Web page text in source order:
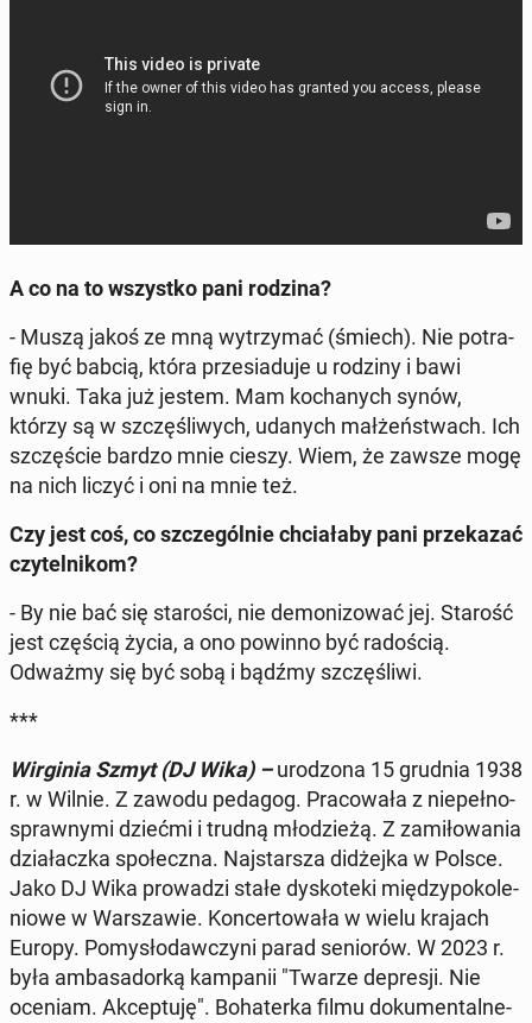
A co na to wszyst­ko pani rodzina?
- Muszą jakoś ze mną wy­trzy­mać (śmiech). Nie po­tra­
fię być babcią, która prze­sia­du­je u rodziny i bawi
wnuki. Taka już jestem. Mam ko­cha­nych synów,
którzy są w szczę­śli­wych, udanych mał­żeń­stwach. Ich
szczę­ście bardzo mnie cieszy. Wiem, że zawsze mogę
na nich liczyć i oni na mnie też.
Czy jest coś, co szcze­gól­nie chcia­ła­by pani prze­ka­zać
czy­tel­ni­kom?
- By nie bać się sta­ro­ści, nie de­mo­ni­zo­wać jej. Starość
jest częścią życia, a ono powinno być ra­do­ścią.
Odważmy się być sobą i bądźmy szczę­śli­wi.
***
Wir­gi­nia Szmyt (DJ Wika) –uro­dzo­na 15 grudnia 1938
r. w Wilnie. Z zawodu pedagog. Pra­co­wa­ła z nie­peł­no­
spraw­ny­mi dziećmi i trudną mło­dzie­żą. Z za­mi­ło­wa­nia
dzia­łacz­ka spo­łecz­na. Naj­star­sza di­dżej­ka w Polsce.
Jako DJ Wika pro­wa­dzi stałe dys­ko­te­ki mię­dzy­po­ko­le­
nio­we w War­sza­wie. Kon­cer­to­wa­ła w wielu krajach
Europy. Po­my­sło­daw­czy­ni parad se­nio­rów. W 2023 r.
była am­ba­sa­dor­ką kam­pa­nii "Twarze de­pre­sji. Nie
oceniam. Ak­cep­tu­ję". Bo­ha­ter­ka filmu do­ku­men­tal­ne­